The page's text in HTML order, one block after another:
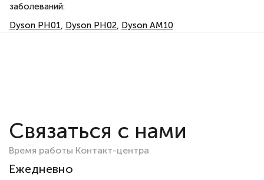
заболеваний:
Dyson PH01, Dyson PH02, Dyson AM10
Связаться с нами
Время работы Контакт-центра
Ежедневно